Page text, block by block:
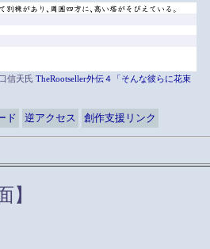
信天氏 TheRootseller外伝４「そんな彼らに花束
ド 逆アクセス 創作支援リンク
】